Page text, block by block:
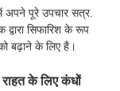
अपने पूरे उपचार सत्र.
सिफारिश के रूप
बढ़ाने के लिए है।
के लिए कंधों